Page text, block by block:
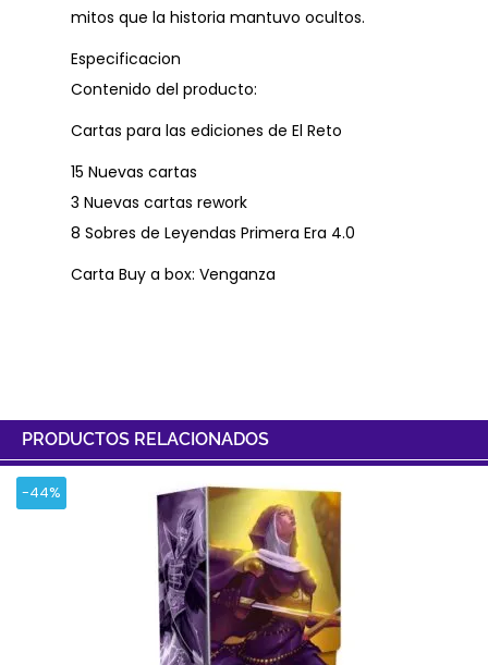
mitos que la historia mantuvo ocultos.
Especificacion
Contenido del producto:
Cartas para las ediciones de El Reto
15 Nuevas cartas
3 Nuevas cartas rework
8 Sobres de Leyendas Primera Era 4.0
Carta Buy a box: Venganza
PRODUCTOS RELACIONADOS
-44%